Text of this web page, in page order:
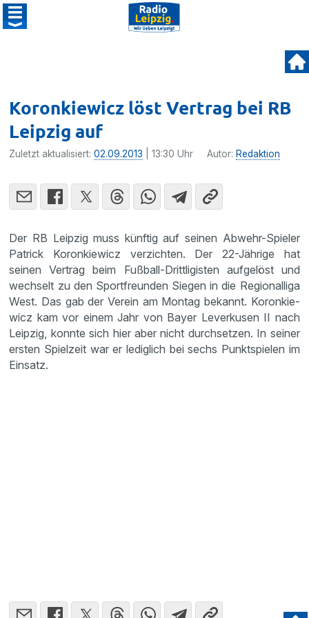
Koronkiewicz löst Vertrag bei RB
Leipzig auf
Zuletzt aktualisiert:02.09.2013 | 13:30 Uhr Autor: Redaktion
Der RB Leipzig muss künftig auf seinen Abwehr-Spieler
Patrick Koron­kie­wicz verzichten. Der 22-Jährige hat
seinen Vertrag beim Fußball-Dritt­li­gisten aufge­löst und
wechselt zu den Sport­freunden Siegen in die Regio­nal­liga
West. Das gab der Verein am Montag bekannt. Koron­kie­
wicz kam vor einem Jahr von Bayer Lever­kusen II nach
Leipzig, konnte sich hier aber nicht durch­setzen. In seiner
ersten Spiel­zeit war er ledig­lich bei sechs Punkt­spielen im
Einsatz.